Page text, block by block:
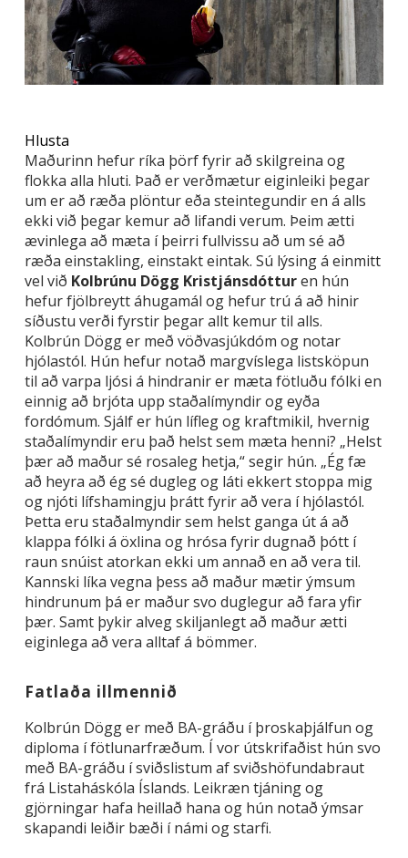
Hlusta
Maðurinn hefur ríka þörf fyrir að skilgreina og
flokka alla hluti. Það er verðmætur eiginleiki þegar
um er að ræða plöntur eða steintegundir en á alls
ekki við þegar kemur að lifandi verum. Þeim ætti
ævinlega að mæta í þeirri fullvissu að um sé að
ræða einstakling, einstakt eintak. Sú lýsing á einmitt
vel við Kolbrúnu Dögg Kristjánsdótturen hún
hefur fjölbreytt áhugamál og hefur trú á að hinir
síðustu verði fyrstir þegar allt kemur til alls.
Kolbrún Dögg er með vöðvasjúkdóm og notar
hjólastól. Hún hefur notað margvíslega listsköpun
til að varpa ljósi á hindranir er mæta fötluðu fólki en
einnig að brjóta upp staðalímyndir og eyða
fordómum. Sjálf er hún lífleg og kraftmikil, hvernig
staðalímyndir eru það helst sem mæta henni? „Helst
þær að maður sé rosaleg hetja,“ segir hún. „Ég fæ
að heyra að ég sé dugleg og láti ekkert stoppa mig
og njóti lífshamingju þrátt fyrir að vera í hjólastól.
Þetta eru staðalmyndir sem helst ganga út á að
klappa fólki á öxlina og hrósa fyrir dugnað þótt í
raun snúist atorkan ekki um annað en að vera til.
Kannski líka vegna þess að maður mætir ýmsum
hindrunum þá er maður svo duglegur að fara yfir
þær. Samt þykir alveg skiljanlegt að maður ætti
eiginlega að vera alltaf á bömmer.
Fatlaða illmennið
Kolbrún Dögg er með BA-gráðu í þroskaþjálfun og
diploma í fötlunarfræðum. Í vor útskrifaðist hún svo
með BA-gráðu í sviðslistum af sviðshöfundabraut
frá Listaháskóla Íslands. Leikræn tjáning og
gjörningar hafa heillað hana og hún notað ýmsar
skapandi leiðir bæði í námi og starfi.